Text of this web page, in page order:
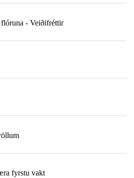
- Veiðifréttir
fyrstu vakt